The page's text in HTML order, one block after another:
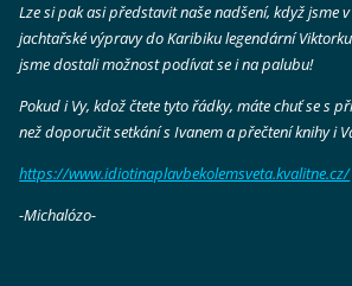
Lze si pak asi představit naše nadšení, když jsme
jachtařské výpravy do Karibiku legendární
jsme dostali možnost podívat se i na palubu!
Pokud i Vy, kdož čtete tyto řádky, máte chuť se s
než doporučit setkání s Ivanem a přečtení knihy i
https://www.idiotinaplavbekolemsveta.kvalitne.cz/
-Michalózo-